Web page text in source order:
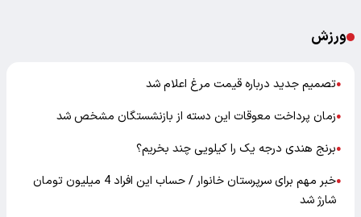
ورزش
●تصمیم جدید درباره قیمت مرغ اعلام شد
●زمان پرداخت معوقات این دسته از بازنشستگان مشخص شد
●برنج هندی درجه یک را کیلویی چند بخریم؟
●
خبر مهم برای سرپرستان خانوار / حساب این افراد 4 میلیون تومان
شارژ شد